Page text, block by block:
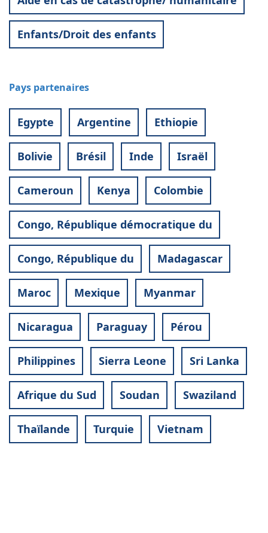
Enfants/Droit des enfants
Pays partenaires
Egypte Argentine Ethiopie
Bolivie Brésil Inde Israël
Cameroun Kenya Colombie
Congo, République démocratique du
Congo, République du Madagascar
Maroc Mexique Myanmar
Nicaragua Paraguay Pérou
Philippines Sierra Leone Sri Lanka
Afrique du Sud Soudan Swaziland
Thaïlande Turquie Vietnam